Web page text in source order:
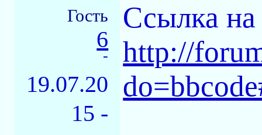
Гость
6
-
19.07.20
15 -
Ссылка
http://